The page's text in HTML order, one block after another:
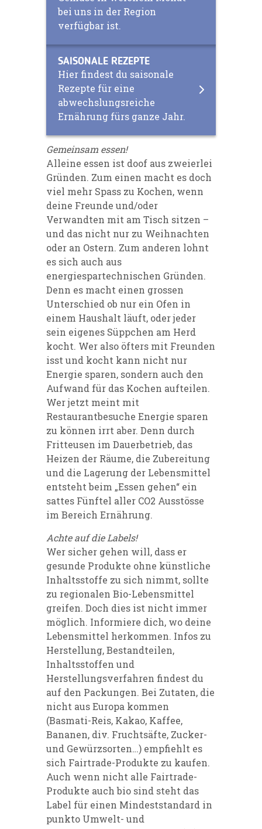
bei uns in der Region
verfügbar ist.
SAISONALE REZEPTE
Hier findest du saisonale
Rezepte für eine
abwechslungsreiche
Ernährung fürs ganze Jahr.
Gemeinsam essen!
Alleine essen ist doof aus zweierlei
Gründen. Zum einen macht es doch
viel mehr Spass zu Kochen, wenn
deine Freunde und/oder
Verwandten mit am Tisch sitzen –
und das nicht nur zu Weihnachten
oder an Ostern. Zum anderen lohnt
es sich auch aus
energiespartechnischen Gründen.
Denn es macht einen grossen
Unterschied ob nur ein Ofen in
einem Haushalt läuft, oder jeder
sein eigenes Süppchen am Herd
kocht. Wer also öfters mit Freunden
isst und kocht kann nicht nur
Energie sparen, sondern auch den
Aufwand für das Kochen aufteilen.
Wer jetzt meint mit
Restaurantbesuche Energie sparen
zu können irrt aber. Denn durch
Fritteusen im Dauerbetrieb, das
Heizen der Räume, die Zubereitung
und die Lagerung der Lebensmittel
entsteht beim „Essen gehen“ ein
sattes Fünftel aller CO2 Ausstösse
im Bereich Ernährung.
Achte auf die Labels!
Wer sicher gehen will, dass er
gesunde Produkte ohne künstliche
Inhaltsstoffe zu sich nimmt, sollte
zu regionalen Bio-Lebensmittel
greifen. Doch dies ist nicht immer
möglich. Informiere dich, wo deine
Lebensmittel herkommen. Infos zu
Herstellung, Bestandteilen,
Inhaltsstoffen und
Herstellungsverfahren findest du
auf den Packungen. Bei Zutaten, die
nicht aus Europa kommen
(Basmati-Reis, Kakao, Kaffee,
Bananen, div. Fruchtsäfte, Zucker-
und Gewürzsorten…) empfiehlt es
sich Fairtrade-Produkte zu kaufen.
Auch wenn nicht alle Fairtrade-
Produkte auch bio sind steht das
Label für einen Mindeststandard in
punkto Umwelt- und